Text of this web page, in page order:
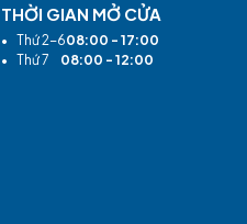
THỜI GIAN MỞ CỬA
• Thứ 2-608:00 - 17:00
• Thứ 7 08:00 - 12:00